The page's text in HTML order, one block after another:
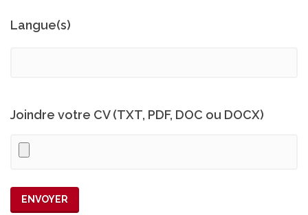
Langue(s)
Joindre votre CV (TXT, PDF, DOC ou DOCX)